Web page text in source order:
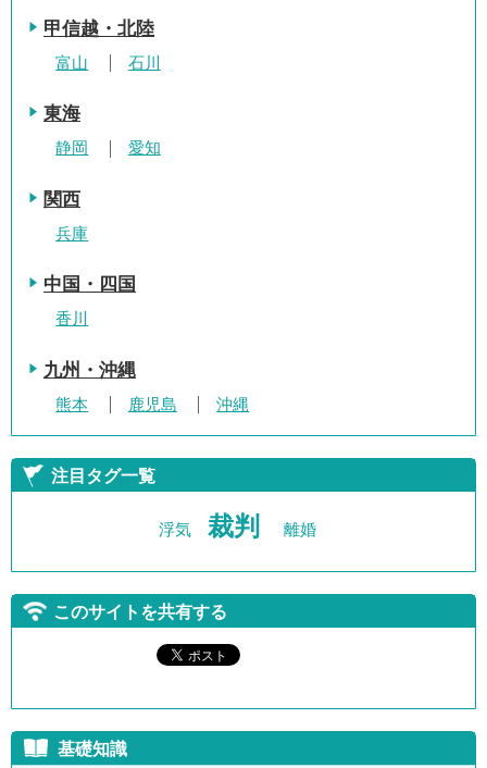
甲信越・北陸
富山 石川
東海
静岡 愛知
関西
兵庫
中国・四国
香川
九州・沖縄
熊本 鹿児島 沖縄
注目タグ一覧
浮気 裁判 離婚
このサイトを共有する
基礎知識